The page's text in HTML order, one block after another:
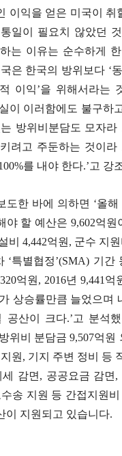
이익을 얻은 미국이 취
일이 필요치 않았던
는 이유는 순수하게
은 한국의 방위보다 ‘
이익’을 위해서라는
이 이러함에도 불구하
방위비분담도 모자라
려고 주둔하는 것이라
를 내야 한다.’고 강
도한 바에 의하면 ‘올해
야 할 예산은 9,602억원
비 4,442억원 , 군수 지원
‘특별협정’(SMA) 기간
억원 , 2016년9,441 억
상승률만큼 늘었으며
공산이 크다.’고 분석
위비 분담금9,507억원
원 , 기지 주변 정비 등
세 감면 , 공공요금 감면 ,
송 지원 등 간접지원
이 지원되고 있습니다.